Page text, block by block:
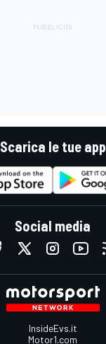
Scarica le tue app
Social media
InsideEvs.it
Motor1.com